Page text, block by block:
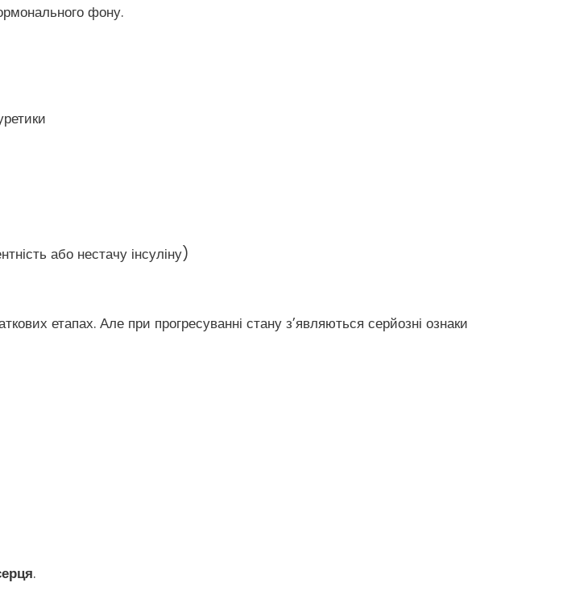
фону.
або нестачу інсуліну)
етапах. Але при прогресуванні стану з’являються серйозні ознаки
.